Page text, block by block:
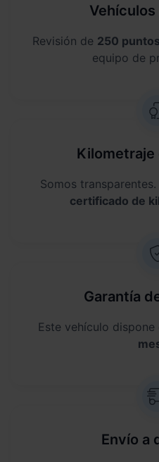
Revisión de 250
equipo de
Somos
certificado de
Garantía
Este vehículo
Envío a